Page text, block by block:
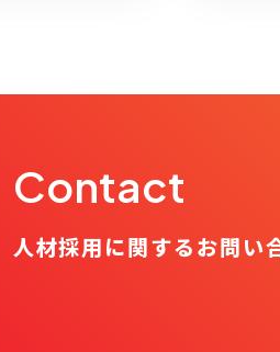
Contact
人材採用に関するお問い